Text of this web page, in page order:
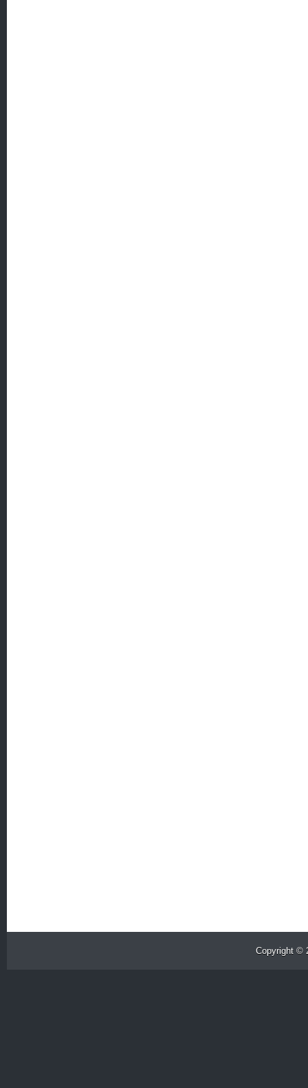
Copyright ©